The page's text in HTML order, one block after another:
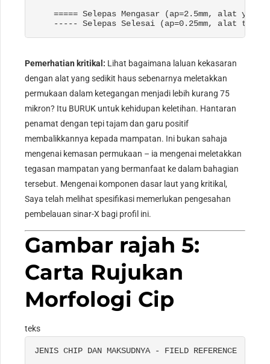
===== Selepas Mengasar (ap=2.5mm, alat yang
----- Selepas Selesai (ap=0.25mm, alat
Pemerhatian kritikal: Lihat bagaimana laluan kekasaran
dengan alat yang sedikit haus sebenarnya meletakkan
permukaan dalam ketegangan menjadi lebih kurang 75
mikron? Itu BURUK untuk kehidupan keletihan. Hantaran
penamat dengan tepi tajam dan garu positif
membalikkannya kepada mampatan. Ini bukan sahaja
mengenai kemasan permukaan – ia mengenai meletakkan
tegasan mampatan yang bermanfaat ke dalam bahagian
tersebut. Mengenai komponen dasar laut yang kritikal,
Saya telah melihat spesifikasi memerlukan pengesahan
pembelauan sinar-X bagi profil ini.
Gambar rajah 5:
Carta Rujukan
Morfologi Cip
teks
JENIS CHIP DAN MAKSUDNYA - FIELD REFERENCE